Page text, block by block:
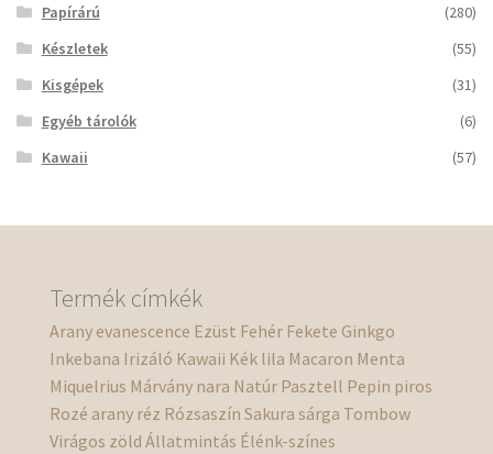
Papírárú
(280)
Készletek
(55)
Kisgépek
(31)
Egyéb tárolók
(6)
Kawaii
(57)
Termék címkék
Arany evanescence Ezüst Fehér Fekete Ginkgo
Inkebana Irizáló Kawaii Kék lila Macaron Menta
Miquelrius Márvány nara Natúr Pasztell Pepin piros
Rozé arany réz Rózsaszín Sakura sárga Tombow
Virágos zöld Állatmintás Élénk-színes